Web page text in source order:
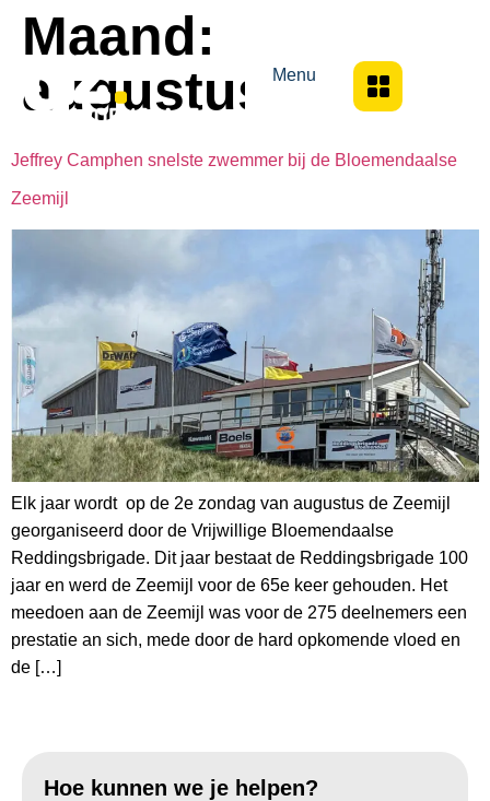
Menu
Maand:
augustus 2023
Jeffrey Camphen snelste zwemmer bij de Bloemendaalse
Zeemijl
Elk jaar wordt op de 2e zondag van augustus de Zeemijl
georganiseerd door de Vrijwillige Bloemendaalse
Reddingsbrigade. Dit jaar bestaat de Reddingsbrigade 100
jaar en werd de Zeemijl voor de 65e keer gehouden. Het
meedoen aan de Zeemijl was voor de 275 deelnemers een
prestatie an sich, mede door de hard opkomende vloed en
de […]
Hoe kunnen we je helpen?